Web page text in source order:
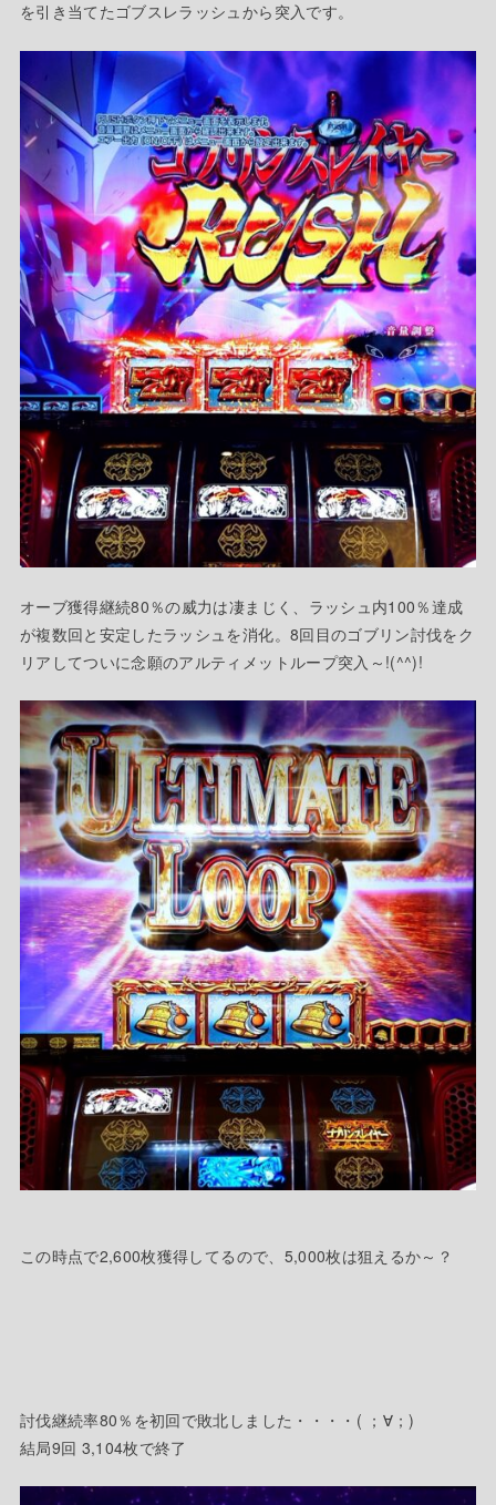
を引き当てたゴブスレラッシュから突入です。
オーブ獲得継続80％の威力は凄まじく、ラッシュ内100％達成
が複数回と安定したラッシュを消化。8回目のゴブリン討伐をク
リアしてついに念願のアルティメットループ突入～!(^^)!
この時点で2,600枚獲得してるので、5,000枚は狙えるか～？
討伐継続率80％を初回で敗北しました・・・・( ；∀；)
結局9回 3,104枚で終了